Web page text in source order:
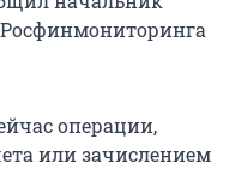
операции,
или зачислением